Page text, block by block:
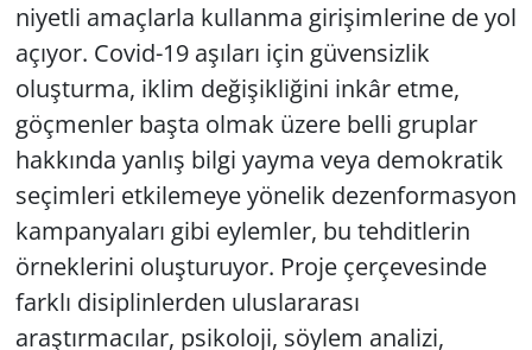
niyetli amaçlarla kullanma girişimlerine de yol
açıyor. Covid-19 aşıları için güvensizlik
oluşturma, iklim değişikliğini inkâr etme,
göçmenler başta olmak üzere belli gruplar
hakkında yanlış bilgi yayma veya demokratik
seçimleri etkilemeye yönelik dezenformasyon
kampanyaları gibi eylemler, bu tehditlerin
örneklerini oluşturuyor. Proje çerçevesinde
farklı disiplinlerden uluslararası
araştırmacılar, psikoloji, söylem analizi,